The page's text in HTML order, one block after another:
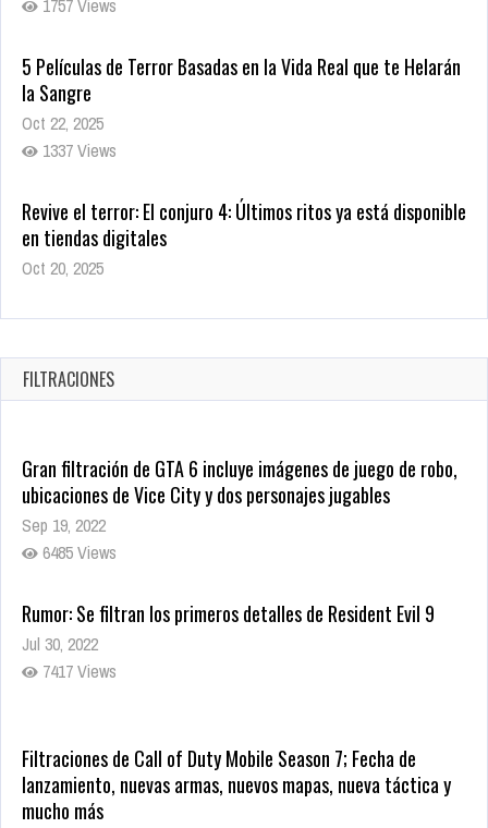
Oct 22, 2025
1337 Views
Oct 20, 2025
1379 Views
Warner Bros. lleva a las tiendas digitales su racha de
Oct 17, 2025
1436 Views
FILTRACIONES
Gran filtración de GTA 6 incluye imágenes de juego de robo,
ubicaciones de Vice City y dos personajes jugables
Sep 19, 2022
6485 Views
Rumor: Se filtran los primeros detalles de Resident Evil 9
Jul 30, 2022
7417 Views
Filtraciones de Call of Duty Mobile Season 7; Fecha de
lanzamiento, nuevas armas, nuevos mapas, nueva táctica y
mucho más